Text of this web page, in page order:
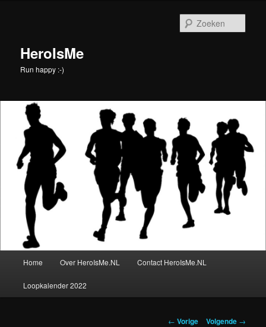
inhoudHeroIsMe
Run happy :-)
Home Over HeroIsMe.NL Contact HeroIsMe.NL
Loopkalender 2022
Berichtnavigatie
← Vorige Volgende →